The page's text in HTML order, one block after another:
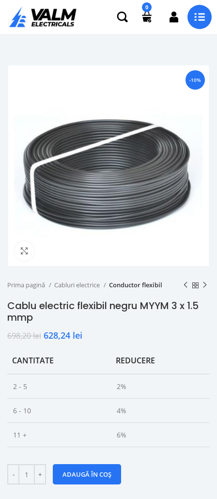
0
-10%
Prima pagină Cabluri electrice Conductor flexibil
Cablu electric flexibil negru MYYM 3 x 1.5
mmp
698,20lei 628,24 lei
CANTITATE REDUCERE
2 - 5 2%
6 - 10 4%
11 + 6%
ADAUGĂ ÎN COȘ